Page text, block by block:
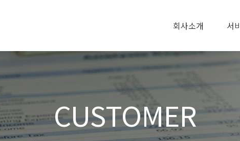
회사소개 서
CUSTOMER